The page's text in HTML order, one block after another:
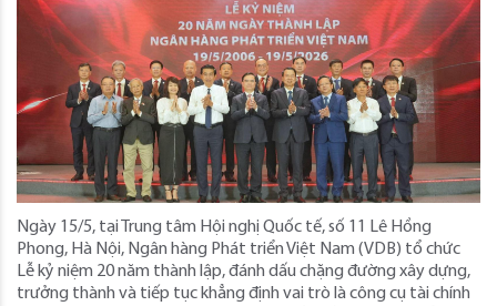
Ngày 15/5, tại Trung tâm Hội nghị Quốc tế, số 11 Lê Hồng
Phong, Hà Nội, Ngân hàng Phát triển Việt Nam (VDB) tổ chức
Lễ kỷ niệm 20 năm thành lập, đánh dấu chặng đường xây dựng,
trưởng thành và tiếp tục khẳng định vai trò là công cụ tài chính